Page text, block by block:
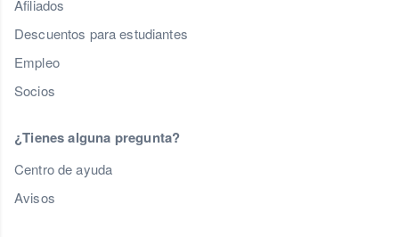
Afiliados
Descuentos para estudiantes
Empleo
Socios
¿Tienes alguna pregunta?
Centro de ayuda
Avisos